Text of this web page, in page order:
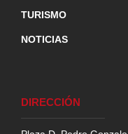
TURISMO
NOTICIAS
DIRECCIÓN